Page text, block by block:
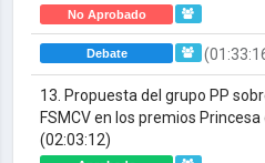
No Aprobado
Debate
13. Propuesta del grupo PP
FSMCV en los premios
(02:03:12)